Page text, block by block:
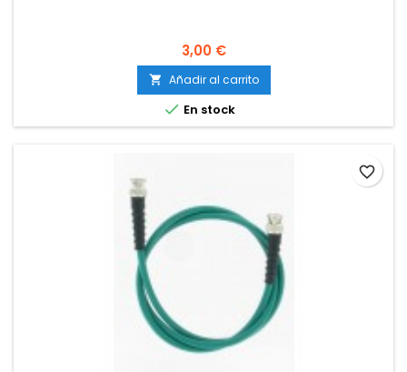
3,00 €
 Añadir al carrito
 En stock
favorite_border